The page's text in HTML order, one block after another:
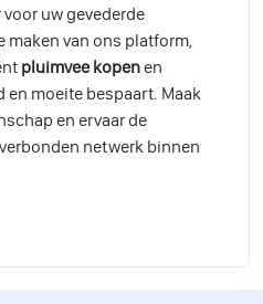
uw gevederde
maken van ons platform,
pluimvee kopen en
en moeite bespaart. Maak
en ervaar de
netwerk binnen